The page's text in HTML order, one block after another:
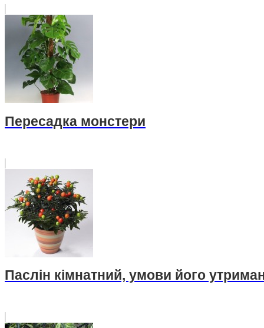
Пересадка монстери
Паслін кімнатний, умови його